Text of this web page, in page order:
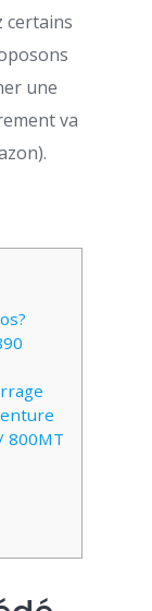
certains
une
va
800MT